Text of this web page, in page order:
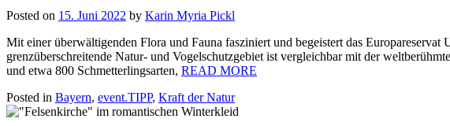
Posted on 15. Juni 2022 by Karin Myria Pickl
Mit einer überwältigenden Flora und Fauna fasziniert und begeistert das
grenzüberschreitende Natur- und Vogelschutzgebiet ist vergleichbar mit der
und etwa 800 Schmetterlingsarten, READ MORE
Posted in Bayern, event.TIPP, Kraft der Natur